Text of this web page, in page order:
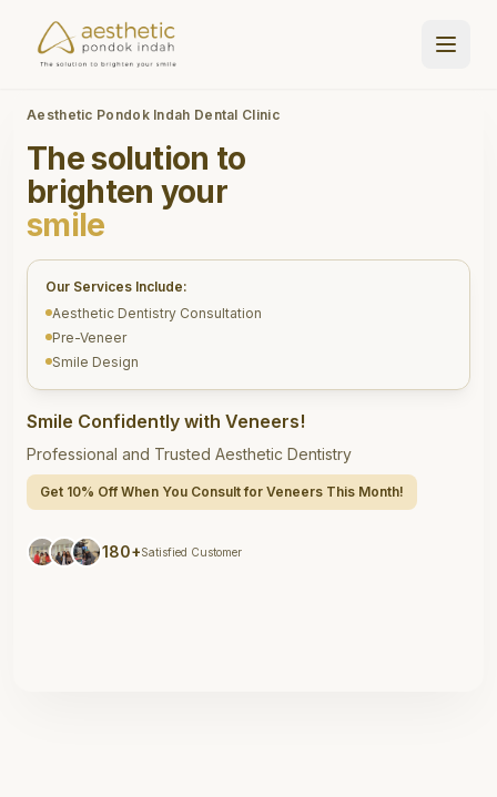
Aesthetic Pondok Indah Dental Clinic
The solution to
brighten your
smile
Our Services Include:
Aesthetic Dentistry Consultation
Pre-Veneer
Smile Design
Smile Confidently with Veneers!
Professional and Trusted Aesthetic Dentistry
Get 10% Off When You Consult for Veneers This Month!
180+Satisfied Customer